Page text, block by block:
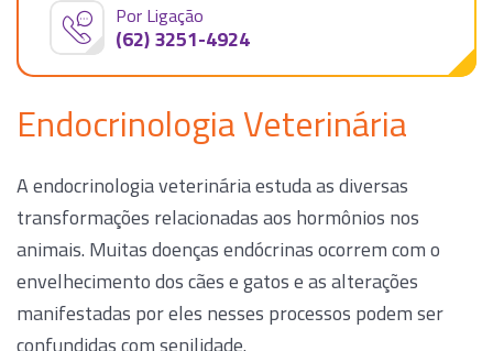
Por Ligação
(62) 3251-4924
Endocrinologia Veterinária
A endocrinologia veterinária estuda as diversas
transformações relacionadas aos hormônios nos
animais. Muitas doenças endócrinas ocorrem com o
envelhecimento dos cães e gatos e as alterações
manifestadas por eles nesses processos podem ser
confundidas com senilidade.